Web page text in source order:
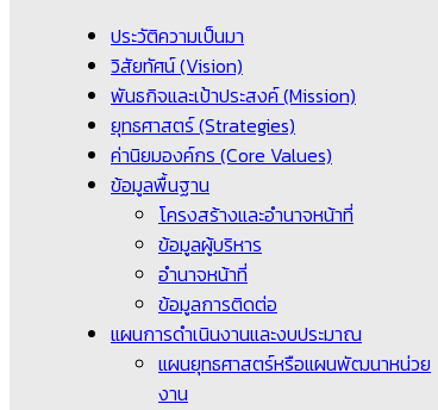
ประวัติความเป็นมา
วิสัยทัศน์ (Vision)
พันธกิจและเป้าประสงค์ (Mission)
ยุทธศาสตร์ (Strategies)
ค่านิยมองค์กร (Core Values)
ข้อมูลพื้นฐาน
โครงสร้างและอำนาจหน้าที่
ข้อมูลผู้บริหาร
อำนาจหน้าที่
ข้อมูลการติดต่อ
แผนการดำเนินงานและงบประมาณ
แผนยุทธศาสตร์หรือแผนพัฒนาหน่วย
งาน